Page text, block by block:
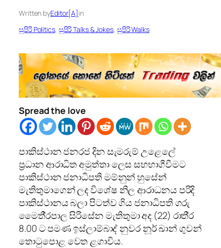
Written byEditor[A]in
සුපිරි Politics, සුපිරි Talks & Jokes, සුපිරි Walks
Spread the love
පාකිස්ථාන ජනරජ දින සැමරුම් උළෙලේ
ප‍්‍රධාන ආරාධිත අමුත්තා ලෙස සහභාගීවීමට
පාකිස්ථාන ජනාධිපති මම්නුන් හුසේන්
මැතිතුමාගෙන් ලද විශේෂ නිල ආරාධනය පරිදි
පාකිස්ථානය බලා පිටත්ව ගිය ජනාධිපති ගරු
මෛතී‍්‍රපාල සිරිසේන මැතිතුමා අද (22) රාති‍්‍ර
8.00 ට පමණ ඉස්ලාම්බාද් නුවර නූර් ඛාන් ගුවන්
තොටුපොළ වෙත ළගාවිය.